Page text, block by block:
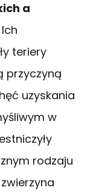
a
Ich
teriery
przyczyną
uzyskania
w
rodzaju